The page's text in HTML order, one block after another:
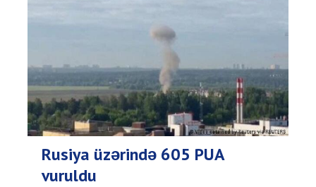
Rusiya üzərində 605 PUA
vuruldu